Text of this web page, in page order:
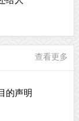
查看更多
的声明